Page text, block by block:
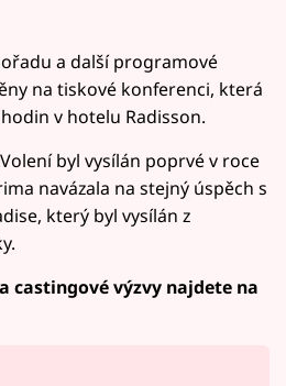
a další programové
na tiskové konferenci, která
v hotelu Radisson.
byl vysílán poprvé v roce
navázala na stejný úspěch s
který byl vysílán z
castingové výzvy najdete na